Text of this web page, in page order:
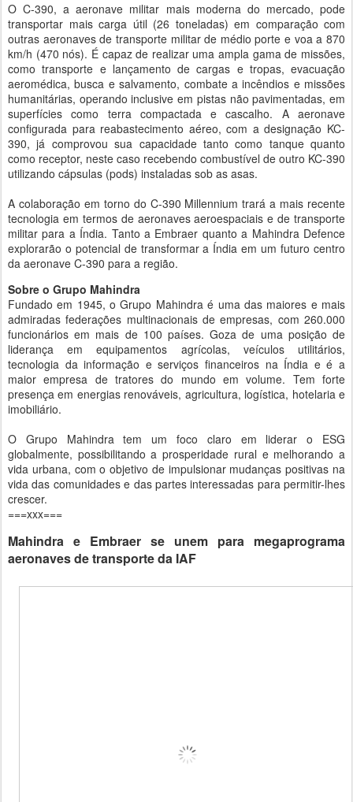
O C-390, a aeronave militar mais moderna do mercado, pode
transportar mais carga útil (26 toneladas) em comparação com
outras aeronaves de transporte militar de médio porte e voa a 870
km/h (470 nós). É capaz de realizar uma ampla gama de missões,
como transporte e lançamento de cargas e tropas, evacuação
aeromédica, busca e salvamento, combate a incêndios e missões
humanitárias, operando inclusive em pistas não pavimentadas, em
superfícies como terra compactada e cascalho. A aeronave
configurada para reabastecimento aéreo, com a designação KC-
390, já comprovou sua capacidade tanto como tanque quanto
como receptor, neste caso recebendo combustível de outro KC-390
utilizando cápsulas (pods) instaladas sob as asas.
A colaboração em torno do C-390 Millennium trará a mais recente
tecnologia em termos de aeronaves aeroespaciais e de transporte
militar para a Índia. Tanto a Embraer quanto a Mahindra Defence
explorarão o potencial de transformar a Índia em um futuro centro
da aeronave C-390 para a região.
Sobre o Grupo Mahindra
Fundado em 1945, o Grupo Mahindra é uma das maiores e mais
admiradas federações multinacionais de empresas, com 260.000
funcionários em mais de 100 países. Goza de uma posição de
liderança em equipamentos agrícolas, veículos utilitários,
tecnologia da informação e serviços financeiros na Índia e é a
maior empresa de tratores do mundo em volume. Tem forte
presença em energias renováveis, agricultura, logística, hotelaria e
imobiliário.
O Grupo Mahindra tem um foco claro em liderar o ESG
globalmente, possibilitando a prosperidade rural e melhorando a
vida urbana, com o objetivo de impulsionar mudanças positivas na
vida das comunidades e das partes interessadas para permitir-lhes
crescer.
===xxx===
Mahindra e Embraer se unem para megaprograma
aeronaves de transporte da IAF